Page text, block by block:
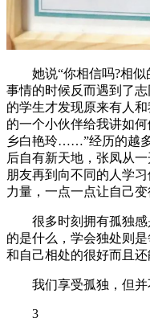
她说“你相信吗?相似
事情的时候反而遇到了
的学生才发现原来有人
的一个小伙伴给我讲如
乡白艳玲……”经历的越
后自有新天地，张凤从
朋友再到向不同的人学
力量，一点一点让自己变
很多时刻拥有孤独感
的是什么，学会独处则
和自己相处的很好而且还
我们享受孤独，但并
3